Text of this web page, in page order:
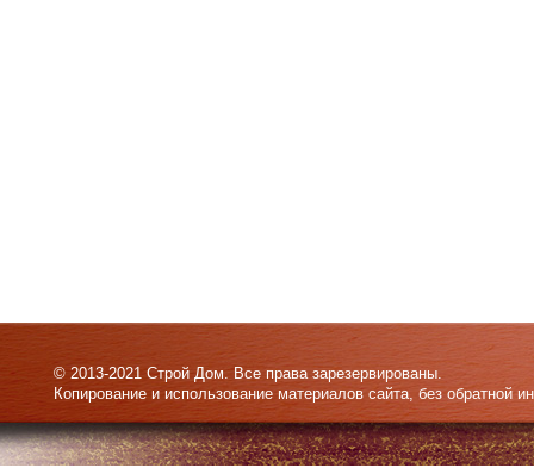
© 2013-2021 Строй Дом. Все права зарезервированы.
Копирование и использование материалов сайта, без обратной